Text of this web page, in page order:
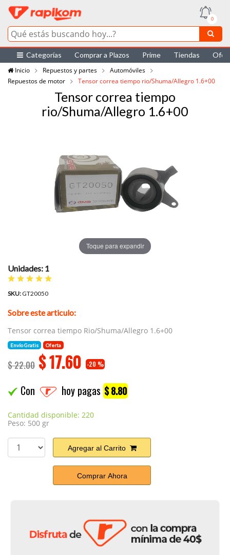
0
Categorías Comprar a Plazos Prime Tiendas
Inicio
Repuestos y partes
Automóviles
Repuestos de motor
Tensor correa tiempo rio/Shuma/Allegro 1.6+00
Tensor correa tiempo
rio/Shuma/Allegro 1.6+00
Toque para expandir
Unidades: 1
SKU: GT20050
Sobre este articulo:
Tensor correa tiempo Rio/Shuma/Allegro 1.6+00
Envío Gratis Oferta
$ 22.00 $17.60 -20 %
Con hoy pagas $ 8.80
Cantidad disponible: 220
Peso: 500 gr
Agregar al Carrito
Comprar Ahora